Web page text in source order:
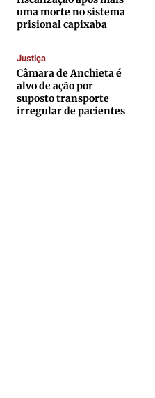
Expediente
Contato
Termos de Uso
Privacidade
Expediente
Contato
Termos de Uso
Privacidade
Expediente
Contato
Termos de Uso
Privacidade
Expediente
Contato
Termos de Uso
Privacidade
uma morte no sistema
prisional capixaba
Justiça
Câmara de Anchieta é
alvo de ação por
suposto transporte
irregular de pacientes